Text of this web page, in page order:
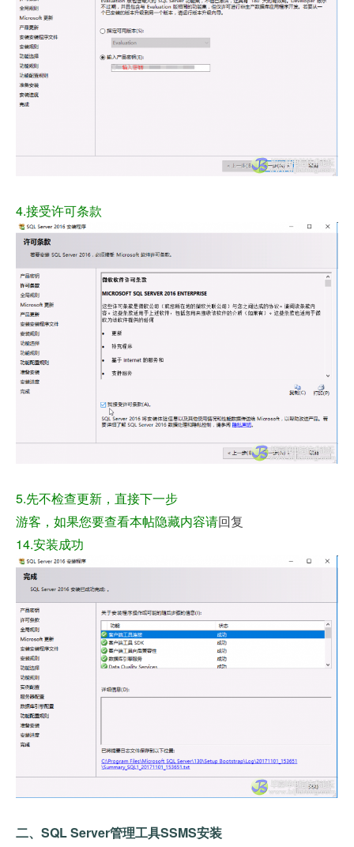
4.接受许可条款
5.先不检查更新，直接下一步
游客，如果您要查看本帖隐藏内容请回复
14.安装成功
二、SQL Server管理工具SSMS安装